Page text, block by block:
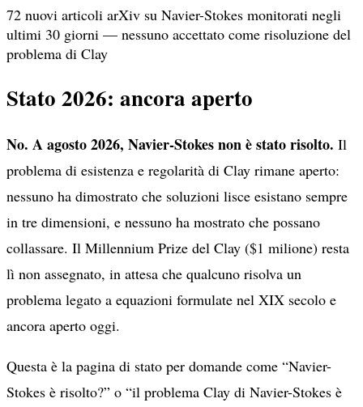
72 nuovi articoli arXiv su Navier-Stokes monitorati negli
ultimi 30 giorni — nessuno accettato come risoluzione del
problema di Clay
Stato 2026: ancora aperto
No. A agosto 2026, Navier-Stokes non è stato risolto. Il
problema di esistenza e regolarità di Clay rimane aperto:
nessuno ha dimostrato che soluzioni lisce esistano sempre
in tre dimensioni, e nessuno ha mostrato che possano
collassare. Il Millennium Prize del Clay ($1 milione) resta
lì non assegnato, in attesa che qualcuno risolva un
problema legato a equazioni formulate nel XIX secolo e
ancora aperto oggi.
Questa è la pagina di stato per domande come “Navier-
Stokes è risolto?” o “il problema Clay di Navier-Stokes è